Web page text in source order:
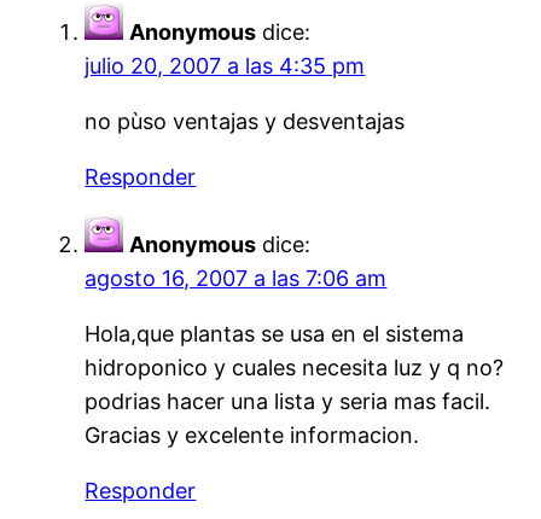
Anonymous dice:
julio 20, 2007 a las 4:35 pm
no pùso ventajas y desventajas
Responder
Anonymous dice:
agosto 16, 2007 a las 7:06 am
Hola,que plantas se usa en el sistema
hidroponico y cuales necesita luz y q no?
podrias hacer una lista y seria mas facil.
Gracias y excelente informacion.
Responder